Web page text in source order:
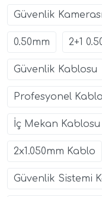
Güvenlik
0.50mm 2+1
Güvenlik Kablosu
Profesyonel Kablo
İç Mekan Kablosu
2x1.050mm Kablo
Güvenlik Sistemi